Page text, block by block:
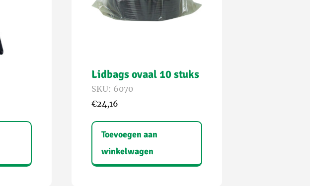
Lidbags ovaal 10 stuks
SKU: 6070
€24,16
Toevoegen aan
winkelwagen